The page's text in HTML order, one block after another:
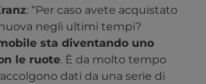
: “Per caso avete acquistato
negli ultimi tempi?
sta diventando uno
le ruote. È da molto tempo
dati da una serie di